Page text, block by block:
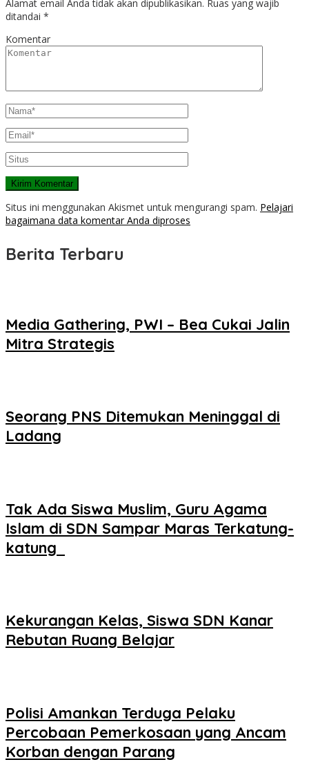
Alamat email Anda tidak akan dipublikasikan. Ruas yang wajib
ditandai *
Komentar
Situs ini menggunakan Akismet untuk mengurangi spam. Pelajari
bagaimana data komentar Anda diproses
Berita Terbaru
Media Gathering, PWI – Bea Cukai Jalin
Mitra Strategis
Seorang PNS Ditemukan Meninggal di
Ladang
Tak Ada Siswa Muslim, Guru Agama
Islam di SDN Sampar Maras Terkatung-
katung ‎
Kekurangan Kelas, Siswa SDN Kanar
Rebutan Ruang Belajar
Polisi Amankan Terduga Pelaku
Percobaan Pemerkosaan yang Ancam
Korban dengan Parang